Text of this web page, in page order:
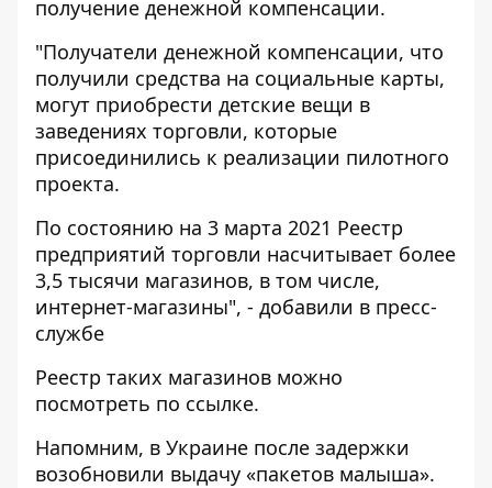
получение денежной компенсации.
"Получатели денежной компенсации, что
получили средства на социальные карты,
могут приобрести детские вещи в
заведениях торговли, которые
присоединились к реализации пилотного
проекта.
По состоянию на 3 марта 2021 Реестр
предприятий торговли насчитывает более
3,5 тысячи магазинов, в том числе,
интернет-магазины", - добавили в пресс-
службе
Реестр таких магазинов можно
посмотреть по ссылке.
Напомним, в Украине после задержки
возобновили выдачу «пакетов малыша».